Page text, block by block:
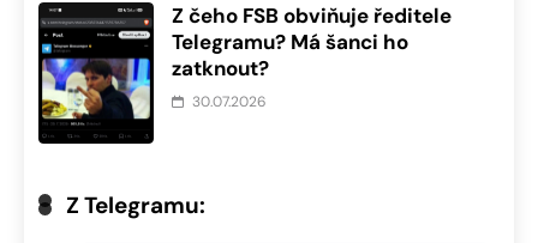
Z čeho FSB obviňuje ředitele
Telegramu? Má šanci ho
zatknout?
30.07.2026
Z Telegramu: